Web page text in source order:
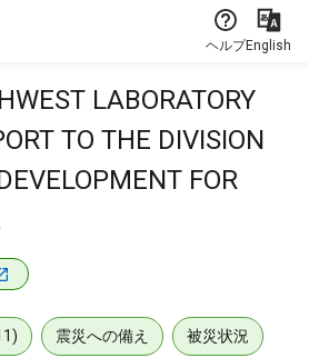
ヘルプEnglish
LABORATORY
TO THE DIVISION
FOR
震災への備え 被災状況